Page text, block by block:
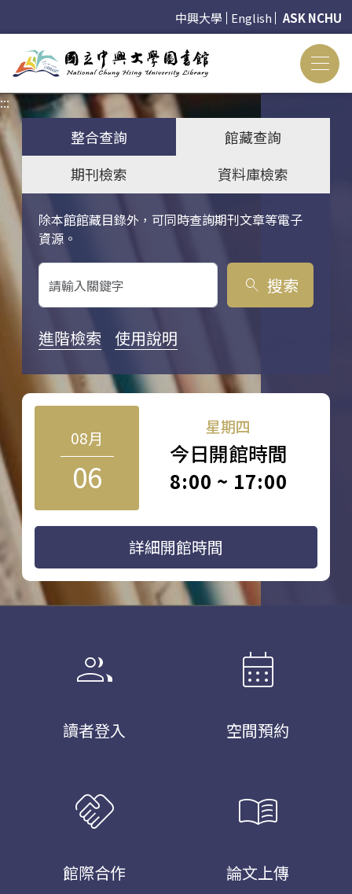
中興大學 English ASK NCHU
:::
整合查詢
館藏查詢
期刊檢索
資料庫檢索
除本館館藏目錄外，可同時查詢期刊文章等電子
資源。
關鍵字搜尋
search 搜索
進階檢索 使用說明
08月
06
星期四
今日開館時間
8:00 ~ 17:00
詳細開館時間
group
讀者登入
calendar_month
空間預約
handshake
館際合作
menu_book
論文上傳